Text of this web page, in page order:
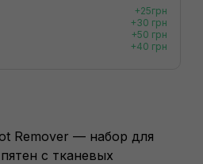
+25грн
+30 грн
+50 грн
+40 грн
Remover — набор для
с тканевых